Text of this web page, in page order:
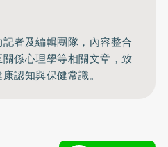
記者及編輯團隊，內容整合
係心理學等相關文章，致
認知與保健常識。